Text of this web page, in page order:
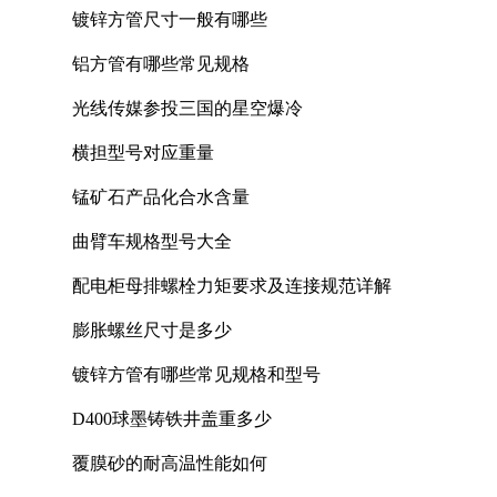
镀锌方管尺寸一般有哪些
铝方管有哪些常见规格
光线传媒参投三国的星空爆冷
横担型号对应重量
锰矿石产品化合水含量
曲臂车规格型号大全
配电柜母排螺栓力矩要求及连接规范详解
膨胀螺丝尺寸是多少
镀锌方管有哪些常见规格和型号
D400球墨铸铁井盖重多少
覆膜砂的耐高温性能如何